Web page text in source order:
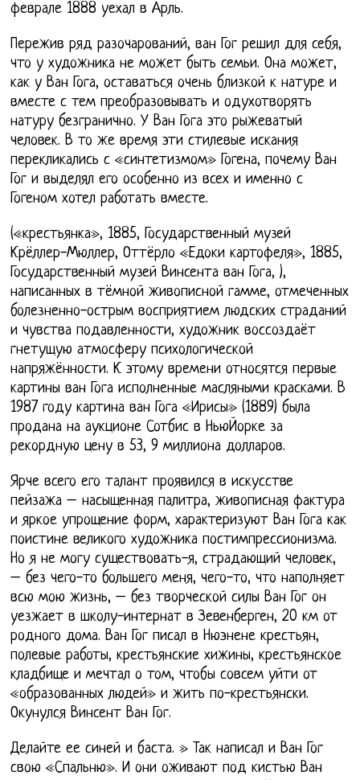
феврале 1888 уехал в Арль.
Пережив ряд разочарований, ван Гог решил для себя,
что у художника не может быть семьи. Она может,
как у Ван Гога, оставаться очень близкой к натуре и
вместе с тем преобразовывать и одухотворять
натуру безгранично. У Ван Гога это рыжеватый
человек. В то же время эти стилевые искания
перекликались с «синтетизмом» Гогена, почему Ван
Гог и выделял его особенно из всех и именно с
Гогеном хотел работать вместе.
(«крестьянка», 1885, Государственный музей
Крёллер-Мюллер, Оттёрло «Едоки картофеля», 1885,
Государственный музей Винсента ван Гога, ),
написанных в тёмной живописной гамме, отмеченных
болезненно-острым восприятием людских страданий
и чувства подавленности, художник воссоздаёт
гнетущую атмосферу психологической
напряжённости. К этому времени относятся первые
картины ван Гога исполненные масляными красками. В
1987 году картина ван Гога «Ирисы» (1889) была
продана на аукционе Сотбис в НьюЙорке за
рекордную цену в 53, 9 миллиона долларов.
Ярче всего его талант проявился в искусстве
пейзажа – насыщенная палитра, живописная фактура
и яркое упрощение форм, характеризуют Ван Гога как
поистине великого художника постимпрессионизма.
Но я не могу существовать-я, страдающий человек,
– без чего-то большего меня, чего-то, что наполняет
всю мою жизнь, – без творческой силы Ван Гог он
уезжает в школу-интернат в Зевенберген, 20 км от
родного дома. Ван Гог писал в Нюэнене крестьян,
полевые работы, крестьянские хижины, крестьянское
кладбище и мечтал о том, чтобы совсем уйти от
«образованных людей» и жить по-крестьянски.
Окунулся Винсент Ван Гог.
Делайте ее синей и баста. » Так написал и Ван Гог
свою «Спальню». И они оживают под кистью Ван